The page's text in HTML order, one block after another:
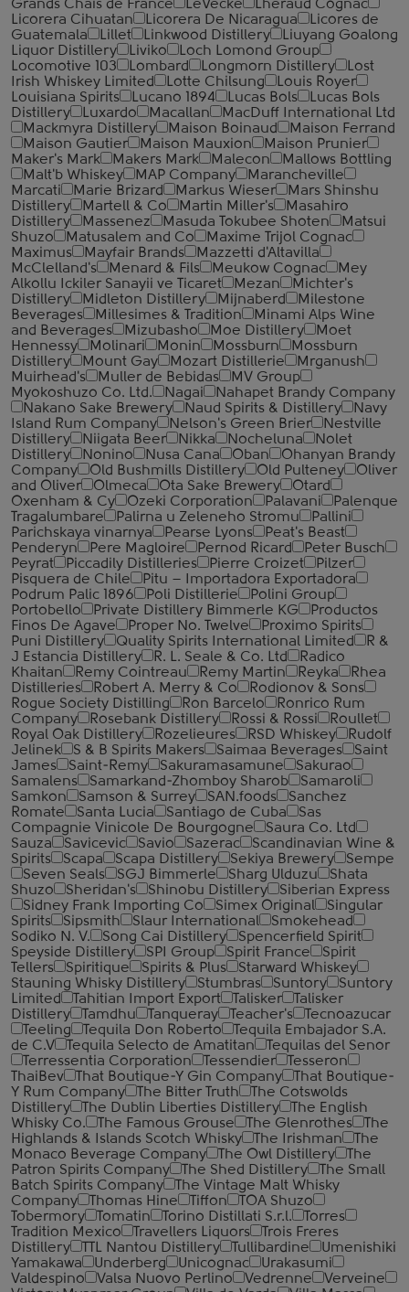
Grands Chais de France
LeVecke
Lheraud Cognac
Licorera Cihuatan
Licorera De Nicaragua
Licores de
Guatemala
Lillet Linkwood Distillery
Liuyang Goalong
Liquor Distillery
Liviko
Loch Lomond Group
Locomotive 103
Lombard Longmorn Distillery
Lost
Irish Whiskey Limited
Lotte Chilsung
Louis Royer
Louisiana Spirits
Lucano 1894 Lucas Bols
Lucas Bols
Distillery
Luxardo Macallan
MacDuff International Ltd
Mackmyra Distillery
Maison Boinaud
Maison Ferrand
Maison Gautier
Maison Mauxion
Maison Prunier
Maker's Mark
Makers Mark Malecon
Mallows Bottling
Malt'b Whiskey
MAP Company
Marancheville
Marcati
Marie Brizard Markus Wieser
Mars Shinshu
Distillery
Martell & Co Martin Miller's
Masahiro
Distillery
Massenez Masuda Tokubee Shoten
Matsui
Shuzo
Matusalem and Co
Maxime Trijol Cognac
Maximus
Mayfair Brands
Mazzetti d'Altavilla
McClelland's
Menard & Fils Meukow Cognac
Mey
Alkollu Ickiler Sanayii ve Ticaret
Mezan
Michter's
Distillery
Midleton Distillery Mijnaberd
Milestone
Beverages
Millesimes & Tradition
Minami Alps Wine
and Beverages
Mizubasho Moe Distillery
Moet
Hennessy
Molinari Monin Mossburn
Mossburn
Distillery
Mount Gay Mozart Distillerie
Mrganush
Muirhead's
Muller de Bebidas
MV Group
Myokoshuzo Co. Ltd.
Nagai
Nahapet Brandy Company
Nakano Sake Brewery
Naud Spirits & Distillery
Navy
Island Rum Company
Nelson's Green Brier
Nestville
Distillery
Niigata Beer Nikka Nocheluna
Nolet
Distillery
Nonino Nusa Cana Oban
Ohanyan Brandy
Company
Old Bushmills Distillery Old Pulteney
Oliver
and Oliver
Olmeca Ota Sake Brewery
Otard
Oxenham & Cy
Ozeki Corporation Palavani
Palenque
Tragalumbare
Palirna u Zeleneho Stromu
Pallini
Parichskaya vinarnya
Pearse Lyons
Peat's Beast
Penderyn
Pere Magloire Pernod Ricard
Peter Busch
Peyrat
Piccadily Distilleries Pierre Croizet
Pilzer
Pisquera de Chile
Pitu – Importadora Exportadora
Podrum Palic 1896
Poli Distillerie
Polini Group
Portobello
Private Distillery Bimmerle KG
Productos
Finos De Agave
Proper No. Twelve
Proximo Spirits
Puni Distillery
Quality Spirits International Limited
R &
J Estancia Distillery
R. L. Seale & Co. Ltd
Radico
Khaitan
Remy Cointreau Remy Martin Reyka
Rhea
Distilleries
Robert A. Merry & Co
Rodionov & Sons
Rogue Society Distilling
Ron Barcelo
Ronrico Rum
Company
Rosebank Distillery Rossi & Rossi
Roullet
Royal Oak Distillery
Rozelieures RSD Whiskey
Rudolf
Jelinek
S & B Spirits Makers Saimaa Beverages
Saint
James
Saint-Remy Sakuramasamune
Sakurao
Samalens
Samarkand-Zhomboy Sharob
Samaroli
Samkon
Samson & Surrey SAN.foods
Sanchez
Romate
Santa Lucia Santiago de Cuba
Sas
Compagnie Vinicole De Bourgogne
Saura Co. Ltd
Sauza
Savicevic Savio Sazerac
Scandinavian Wine &
Spirits
Scapa Scapa Distillery Sekiya Brewery
Sempe
Seven Seals
SGJ Bimmerle Sharg Ulduzu
Shata
Shuzo
Sheridan's Shinobu Distillery
Siberian Express
Sidney Frank Importing Co
Simex Original
Singular
Spirits
Sipsmith Slaur International
Smokehead
Sodiko N. V.
Song Cai Distillery
Spencerfield Spirit
Speyside Distillery
SPI Group Spirit France
Spirit
Tellers
Spiritique Spirits & Plus
Starward Whiskey
Stauning Whisky Distillery
Stumbras Suntory
Suntory
Limited
Tahitian Import Export Talisker
Talisker
Distillery
Tamdhu Tanqueray Teacher's
Tecnoazucar
Teeling
Tequila Don Roberto
Tequila Embajador S.A.
de C.V
Tequila Selecto de Amatitan
Tequilas del Senor
Terressentia Corporation
Tessendier
Tesseron
ThaiBev
That Boutique-Y Gin Company
That Boutique-
Y Rum Company
The Bitter Truth
The Cotswolds
Distillery
The Dublin Liberties Distillery
The English
Whisky Co.
The Famous Grouse The Glenrothes
The
Highlands & Islands Scotch Whisky
The Irishman
The
Monaco Beverage Company
The Owl Distillery
The
Patron Spirits Company
The Shed Distillery
The Small
Batch Spirits Company
The Vintage Malt Whisky
Company
Thomas Hine Tiffon
TOA Shuzo
Tobermory
Tomatin Torino Distillati S.r.l.
Torres
Tradition Mexico
Travellers Liquors
Trois Freres
Distillery
TTL Nantou Distillery Tullibardine
Umenishiki
Yamakawa
Underberg Unicognac
Urakasumi
Valdespino
Valsa Nuovo Perlino Vedrenne
Verveine